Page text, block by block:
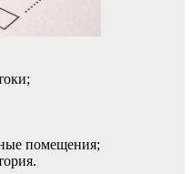
помещения;